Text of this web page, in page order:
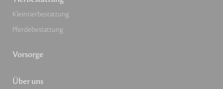
Kleintierbestattung
Pferdebestattung
Vorsorge
Über uns